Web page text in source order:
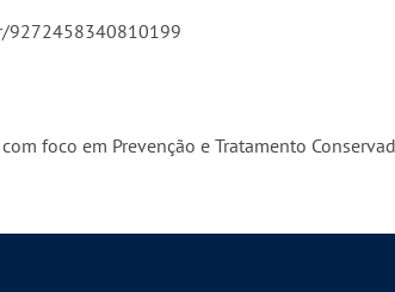
9272458340810199
foco em Prevenção e Tratamento